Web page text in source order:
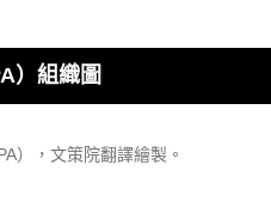
）組織圖
），文策院翻譯繪製。